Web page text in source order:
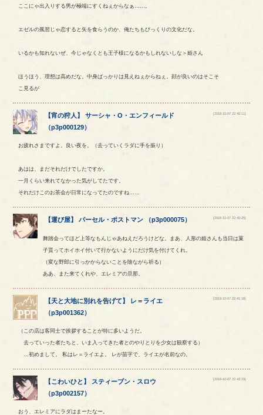
ここにゃ出入りする男が極端にすくねぇからなぁ……。
エゼルの風習じゃ恋すると矢を食らうのか、俺たちもびっくりの文化だな。
いるかも知れないぜ、今じゃなくとも王子様になるかもしれないしな＞姫さん
ほうほう、理想は高めだな。中身ばっかりは見えねぇからねぇ。顔が良いのはそこそ
こ見るが
【宵の狩人 】サーシャ ・O ・ エンフィールド
（p3p000129）
[2018-10-07 22:40:11]
お疲れさまですよ。良い夜を。（去っていくラダに手を振り）
あはは、まだそれだけでしたですか。
一月くらい来れてなかった気がしてたです。
それだけこのお茶会が日常になってたのですね……
【運び屋】パーセル・ ポストマン （p3p000075） [2018-10-07 22:40:25]
舞踏会ってほど上等なもんじゃあねえだろうけどな。まあ、人形の姫さんも当日は菓
子貰ってホイホイ付いて行かないようにだけ気を付けてくれ。
（変な野郎に引っかからないことを陰ながら祈る）
ああ、また来てくれや、エレミアの旦那。
【天と大地に別れを告げて】 レ ＝ ライエ
（p3p001362）
[2018-10-07 22:41:18]
（この店は客同士で挨拶することが特に多いようだ。
去っていった者たちと、いま入ってきた者とのやりとりを少女は観察する）
…初めまして。 私はレ＝ライエよ。 レが苗字で、ライエが名前なの。
【こわいひと 】 スティーブン ・ スロウ
（p3p002157）
[2018-10-07 22:43:19]
おう、エレミアにラダはまーたなー。